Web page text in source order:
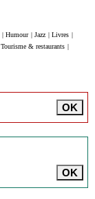
Humour Jazz Livres
Tourisme & restaurants